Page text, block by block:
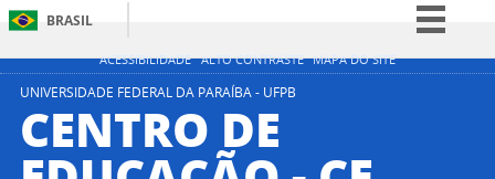
ACESSIBILIDADE ALTO CONTRASTE MAPA DO SITE
BRASIL
Simplifique!
Acesso à informação
UNIVERSIDADE FEDERAL DA PARAÍBA - UFPB
CENTRO DE